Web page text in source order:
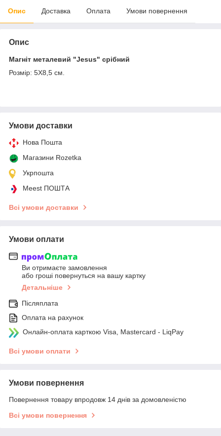
Опис Доставка Оплата Умови повернення
Опис
Магніт металевий "Jesus" срібний
Розмір: 5Х8,5 см.
Умови доставки
Нова Пошта
Магазини Rozetka
Укрпошта
Meest ПОШТА
Всі умови доставки
Умови оплати
Ви отримаєте замовлення
або гроші повернуться на вашу картку
Детальніше
Післяплата
Оплата на рахунок
Онлайн-оплата карткою Visa, Mastercard - LiqPay
Всі умови оплати
Умови повернення
Повернення товару впродовж 14 днів за домовленістю
Всі умови повернення